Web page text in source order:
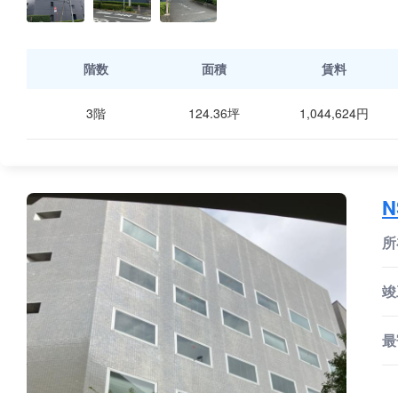
階数 面積 賃料
3階 124.36坪 1,044,624円